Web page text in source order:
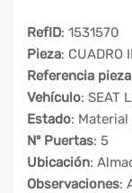
RefID: 1531570
Pieza: CUADRO
Referencia pieza
Vehículo: SEAT
Estado:
Nº Puertas: 5
Ubicación:
Observaciones: